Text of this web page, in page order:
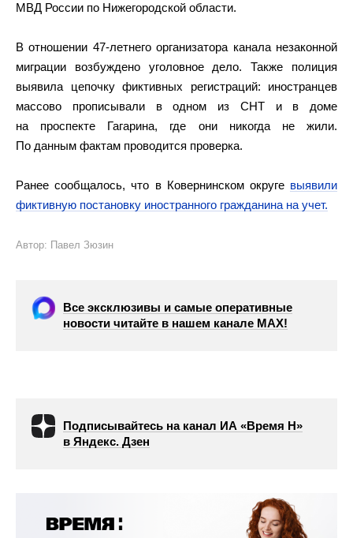
МВД России по Нижегородской области.
В отношении 47-летнего организатора канала незаконной
миграции возбуждено уголовное дело. Также полиция
выявила цепочку фиктивных регистраций: иностранцев
массово прописывали в одном из СНТ и в доме
на проспекте Гагарина, где они никогда не жили.
По данным фактам проводится проверка.
Ранее сообщалось, что в Ковернинском округе выявили
фиктивную постановку иностранного гражданина на учет.
Автор: Павел Зюзин
Все эксклюзивы и самые оперативные
новости читайте в нашем канале МАХ!
Подписывайтесь на канал ИА «Время Н»
в Яндекс. Дзен